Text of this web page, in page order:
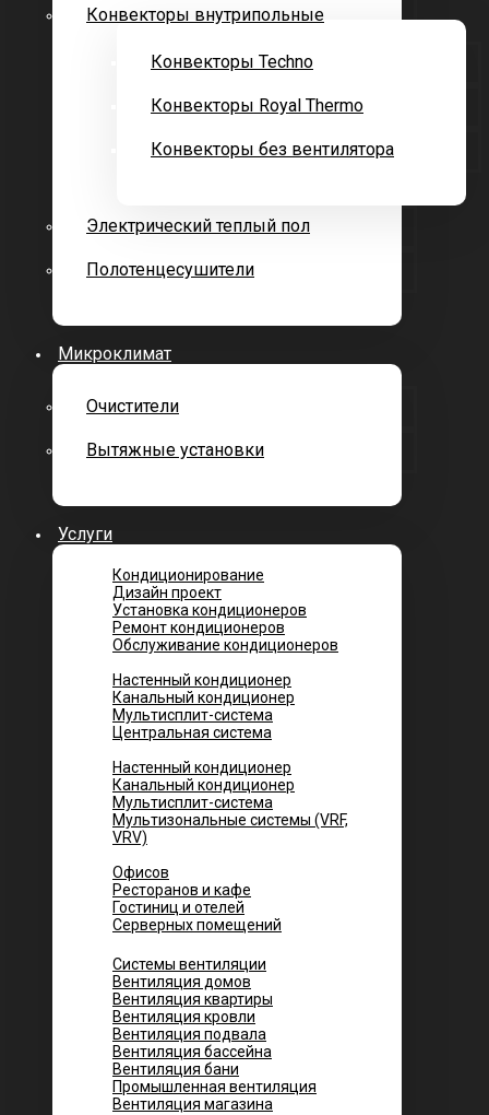
Конвекторы внутрипольные
Конвекторы Techno
Конвекторы Royal Thermo
Конвекторы без вентилятора
Электрический теплый пол
Полотенцесушители
Микроклимат
Очистители
Вытяжные установки
Услуги
Кондиционирование
Дизайн проект
Установка кондиционеров
Ремонт кондиционеров
Обслуживание кондиционеров
Настенный кондиционер
Канальный кондиционер
Мультисплит-система
Центральная система
Настенный кондиционер
Канальный кондиционер
Мультисплит-система
Мультизональные системы (VRF,
VRV)
Офисов
Ресторанов и кафе
Гостиниц и отелей
Серверных помещений
Системы вентиляции
Вентиляция домов
Вентиляция квартиры
Вентиляция кровли
Вентиляция подвала
Вентиляция бассейна
Вентиляция бани
Промышленная вентиляция
Вентиляция магазина